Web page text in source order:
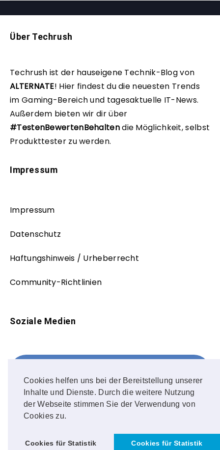
Cookies helfen uns bei der Bereitstellung unserer
Inhalte und Dienste. Durch die weitere Nutzung
der Webseite stimmen Sie der Verwendung von
Cookies zu.
Cookies für Statistik Cookies für Statistik
Über Techrush
Techrush ist der hauseigene Technik-Blog von
ALTERNATE! Hier findest du die neuesten Trends
im Gaming-Bereich und tagesaktuelle IT-News.
Außerdem bieten wir dir über
#TestenBewertenBehaltendie Möglichkeit, selbst
Produkttester zu werden.
Impressum
Impressum
Datenschutz
Haftungshinweis / Urheberrecht
Community-Richtlinien
Soziale Medien
FOLLOW ME!
Instagram
OUR PHOTOS!